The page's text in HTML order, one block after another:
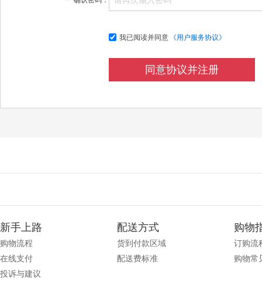
我已阅读并同意 《用户服务协议》
同意协议并注册
新手上路
购物流程
在线支付
投诉与建议
配送方式
货到付款区域
配送费标准
购物
订购流
购物常